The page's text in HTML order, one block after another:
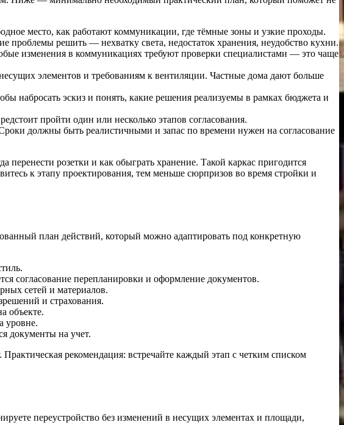
место, как работают коммуникации, где тёмные зоны и узкие проходы.
проблемы решить — нехватку света, недостаток хранения, неудобство кухни.
изменения в коммуникациях требуют проверки специалистами — это чаще
элементов и требованиям к вентиляции. Частные дома дают больше
набросать эскиз и понять, какие решения реализуемы в рамках бюджета и
пройти один или несколько этапов согласования.
должны быть реалистичными и запас по времени нужен на согласование
перенести розетки и как обыграть хранение. Такой каркас пригодится
к этапу проектирования, тем меньше сюрпризов во время стройки и
план действий, который можно адаптировать под конкретную
согласование перепланировки и оформление документов.
сетей и материалов.
и страхования.
объекте.
уровне.
документы на учет.
рекомендация: встречайте каждый этап с четким списком
переустройство без изменений в несущих элементах и площади,